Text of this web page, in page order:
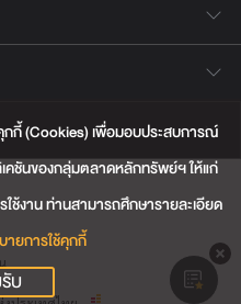
กี้ (Cookies) เพื่อมอบประสบการณ์
คชันของกลุ่มตลาดหลักทรัพย์ฯ ให้แก่
ช้งาน ท่านสามารถศึกษารายละเอียด
ายการใช้คุกกี้
บ